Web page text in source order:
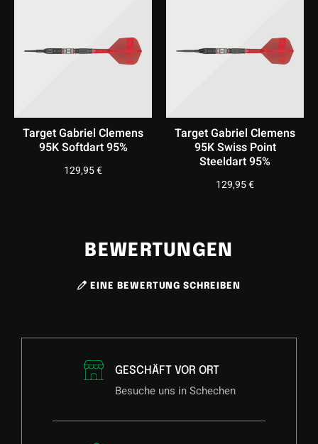
Target Gabriel Clemens
95K Softdart 95%
129,95€
Target Gabriel Clemens
95K Swiss Point
Steeldart 95%
129,95€
BEWERTUNGEN
EINE BEWERTUNG SCHREIBEN
GESCHÄFT VOR ORT
Besuche uns in Schechen